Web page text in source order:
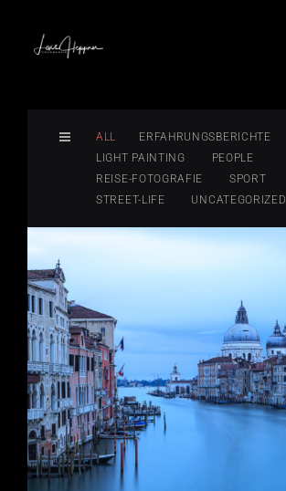
ALL
ERFAHRUNGSBERICHTE
LIGHT PAINTING
PEOPLE
REISE-FOTOGRAFIE
SPORT
STREET-LIFE
UNCATEGORIZED